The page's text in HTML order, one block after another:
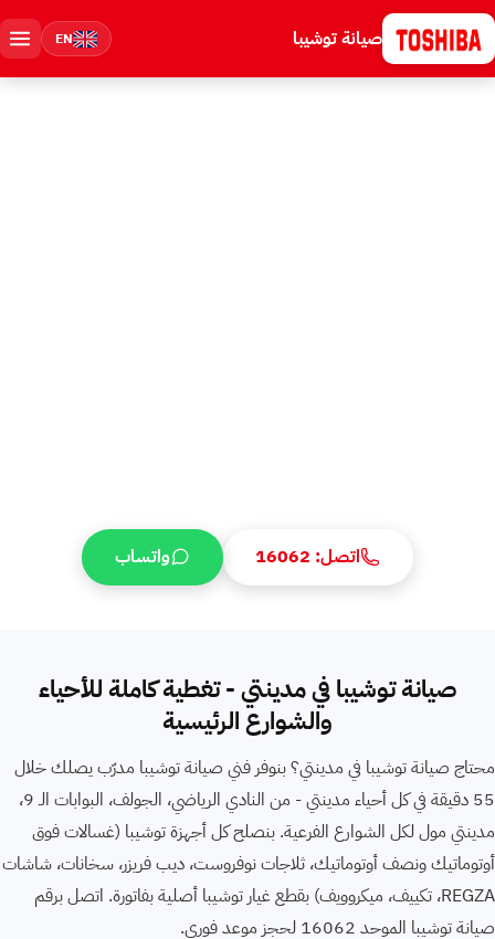
صيانة توشيبا EN
اتصل: 16062 واتساب
صيانة توشيبا في مدينتي - تغطية كاملة للأحياء
والشوارع الرئيسية
محتاج صيانة توشيبا في مدينتي؟ بنوفر فني صيانة توشيبا مدرّب يصلك خلال
55 دقيقة في كل أحياء مدينتي - من النادي الرياضي، الجولف، البوابات الـ 9،
مدينتي مول لكل الشوارع الفرعية. بنصلح كل أجهزة توشيبا ⁨(غسالات فوق
أوتوماتيك ونصف أوتوماتيك، ثلاجات نوفروست، ديب فريزر، سخانات، شاشات
REGZA، تكييف، ميكروويف)⁩ بقطع غيار توشيبا أصلية بفاتورة. اتصل برقم
صيانة توشيبا الموحد 16062 لحجز موعد فوري.